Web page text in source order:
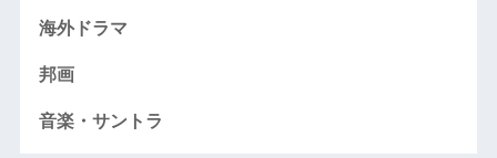
海外ドラマ
邦画
音楽・サントラ